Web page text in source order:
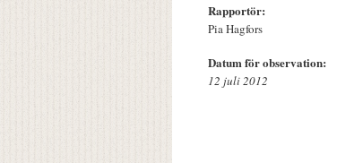
Rapportör:
Pia Hagfors
Datum för observation:
12 juli 2012